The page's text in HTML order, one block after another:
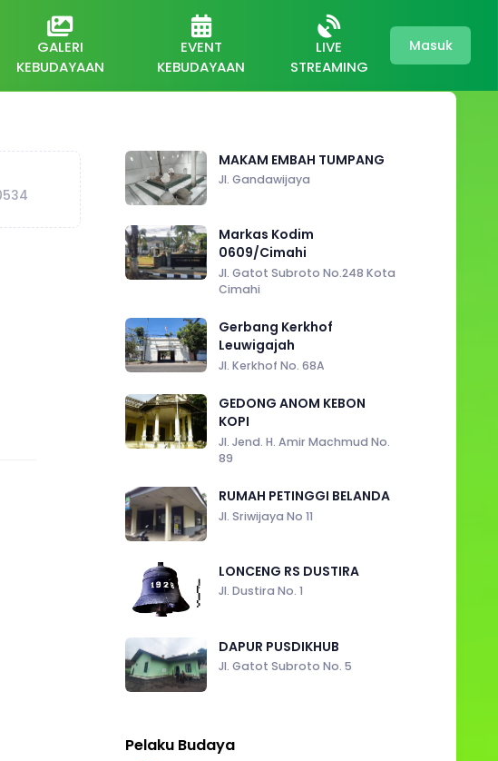
GALERI
KEBUDAYAAN
EVENT
KEBUDAYAAN
LIVE
STREAMING
Masuk
MAKAM EMBAH TUMPANG
Jl. Gandawijaya
Markas Kodim
0609/Cimahi
Jl. Gatot Subroto No.248 Kota
Cimahi
Gerbang Kerkhof
Leuwigajah
Jl. Kerkhof No. 68A
GEDONG ANOM KEBON
KOPI
Jl. Jend. H. Amir Machmud No.
89
RUMAH PETINGGI BELANDA
Jl. Sriwijaya No 11
LONCENG RS DUSTIRA
Jl. Dustira No. 1
DAPUR PUSDIKHUB
Jl. Gatot Subroto No. 5
Pelaku Budaya